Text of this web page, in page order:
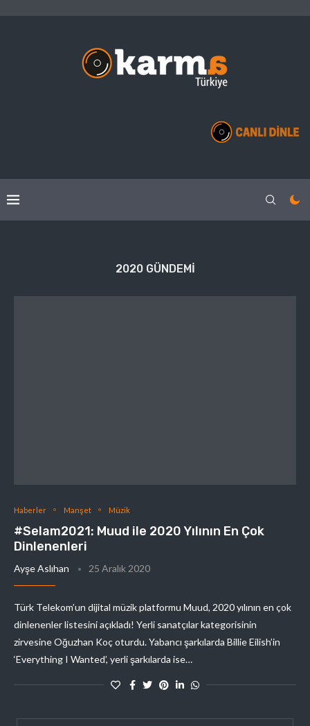
2020 GÜNDEMI
Haberler Manşet Müzik
#Selam2021: Muud ile 2020 Yılının En Çok
Dinlenenleri
Ayşe Aslıhan 25 Aralık 2020
Türk Telekom’un dijital müzik platformu Muud, 2020 yılının en çok
dinlenenler listesini açıkladı! Yerli sanatçılar kategorisinin
zirvesine Oğuzhan Koç oturdu. Yabancı şarkılarda Billie Eilish’in
‘Everything I Wanted’, yerli şarkılarda ise…